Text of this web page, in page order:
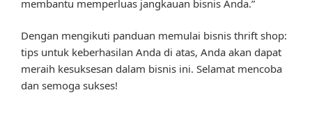
membantu memperluas jangkauan bisnis Anda.”
Dengan mengikuti panduan memulai bisnis thrift shop:
tips untuk keberhasilan Anda di atas, Anda akan dapat
meraih kesuksesan dalam bisnis ini. Selamat mencoba
dan semoga sukses!